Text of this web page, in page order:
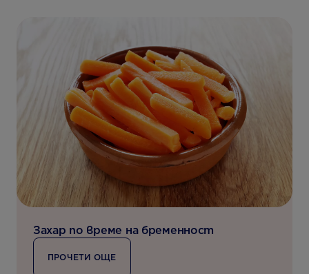
Захар по време на бременност
ПРОЧЕТИ ОЩЕ